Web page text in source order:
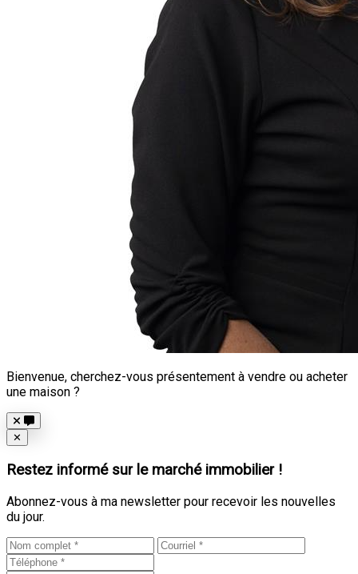
Bienvenue, cherchez-vous présentement à vendre ou acheter
une maison ?
Close
✕
Restez informé sur le marché immobilier !
Abonnez-vous à ma newsletter pour recevoir les nouvelles
du jour.